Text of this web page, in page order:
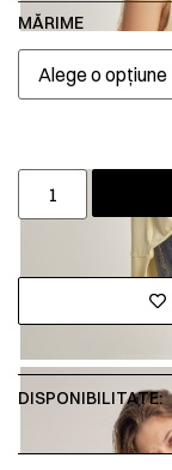
MĂRIME
DISPONIBILITATE: